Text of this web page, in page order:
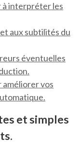
à interpréter les
aux subtilités du
éventuelles
vos
et simples